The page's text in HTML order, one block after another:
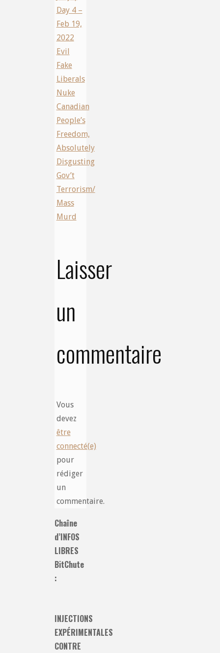
Day 4 –
Feb 19,
2022
Evil
Fake
Liberals
Nuke
Canadian
People’s
Freedom,
Absolutely
Disgusting
Gov’t
Terrorism/
Mass
Murd
Laisser
un
commentaire
Vous
devez
être
connecté(e)
pour
rédiger
un
commentaire.
Chaîne
d’INFOS
LIBRES
BitChute
:
INJECTIONS
EXPÉRIMENTALES
CONTRE